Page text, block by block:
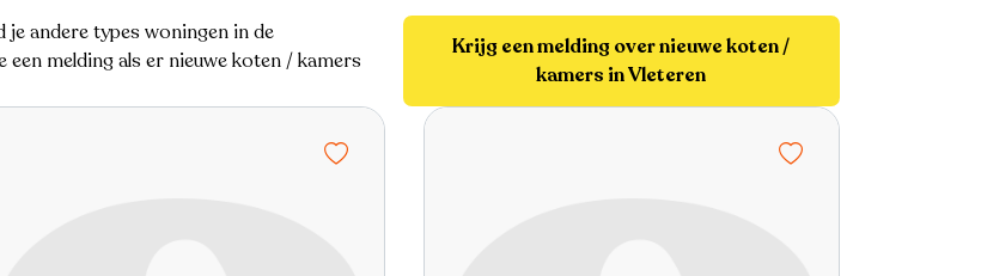
andere types woningen in de
melding als er nieuwe koten / kamers
Krijg een melding over nieuwe koten /
kamers in Vleteren